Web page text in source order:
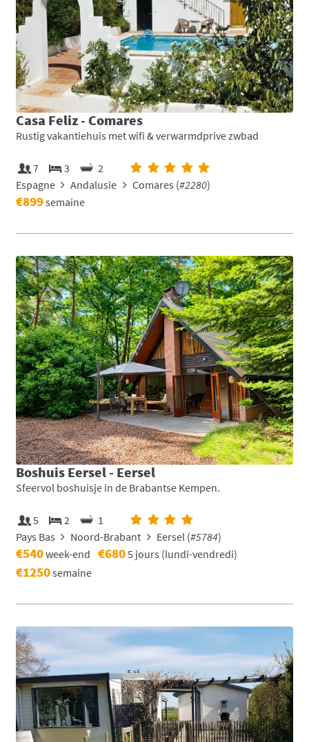
Casa Feliz - Comares
Rustig vakantiehuis met wifi & verwarmdprive zwbad
7 3
2
Espagne
Andalusie Comares (#2280)
€899semaine
Boshuis Eersel - Eersel
Sfeervol boshuisje in de Brabantse Kempen.
5 2
1
Pays Bas
Noord-Brabant Eersel (#5784)
€540week-end €6805 jours (lundi-vendredi)
€1250semaine